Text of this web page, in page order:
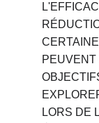
LORS DE